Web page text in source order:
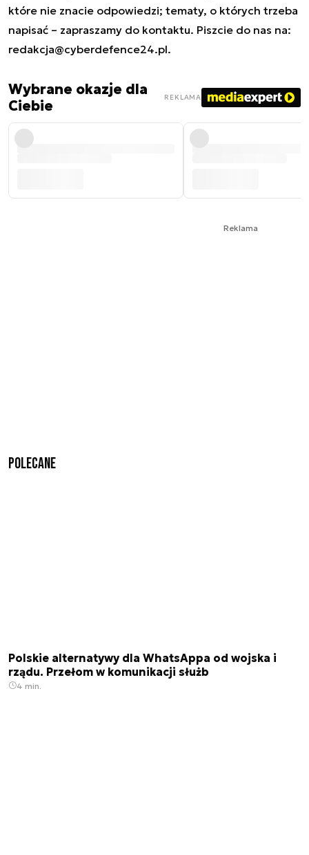
które nie znacie odpowiedzi; tematy, o których trzeba
napisać – zapraszamy do kontaktu. Piszcie do nas na:
redakcja@cyberdefence24.pl.
Wybrane okazje dla
Ciebie
REKLAMA
Reklama
Polecane
Polskie alternatywy dla WhatsAppa od wojska i
rządu. Przełom w komunikacji służb
4 min.